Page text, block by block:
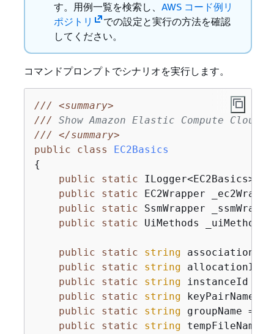
す。用例一覧を検索し、 AWS コード例リ
ポジトリ
での設定と実行の方法を確認
してください。
コマンドプロンプトでシナリオを実行します。
///
<summary>
/// Show Amazon Elastic Compute Cloud
///
</summary>
public
class
EC2Basics
{
public
static ILogger<EC2Basics>
public
static EC2Wrapper
public
static SsmWrapper
public
static UiMethods
public static string
public
static string allocationId
public
static string instanceId =
public
static string keyPairName =
public
static string groupName =
public
static string tempFileName